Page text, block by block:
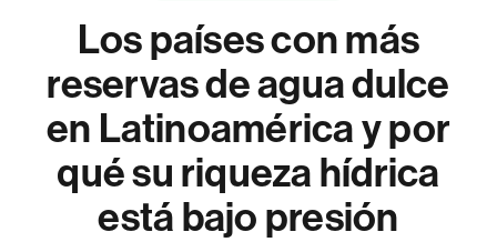
Los países con más
reservas de agua dulce
en Latinoamérica y por
qué su riqueza hídrica
está bajo presión